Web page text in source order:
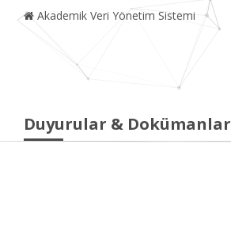
Akademik Veri Yönetim Sistemi
Duyurular & Dokümanlar